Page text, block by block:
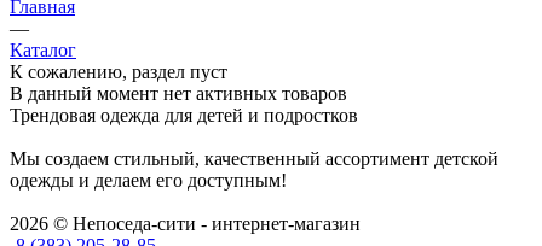
Главная
—
Каталог
К сожалению, раздел пуст
В данный момент нет активных товаров
Трендовая одежда для детей и подростков
Мы создаем стильный, качественный ассортимент детской
одежды и делаем его доступным!
2026 © Непоседа-сити - интернет-магазин